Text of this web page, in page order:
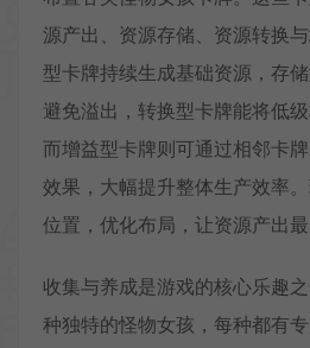
源产出、资源存储、资源转换
型卡牌持续生成基础资源，存
避免溢出，转换型卡牌能将低
而增益型卡牌则可通过相邻卡
效果，大幅提升整体生产效率
位置，优化布局，让资源产出最
收集与养成是游戏的核心乐趣
种独特的怪物女孩，每种都有